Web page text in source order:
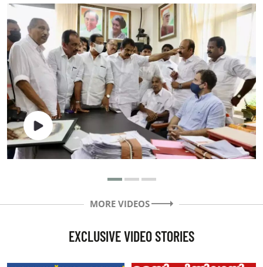
MORE VIDEOS
EXCLUSIVE VIDEO STORIES